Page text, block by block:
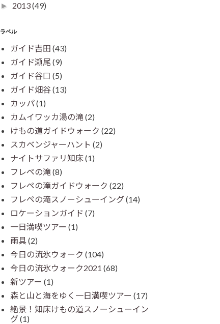
► 2013(49)
ラベル
ガイド吉田 (43)
ガイド瀬尾 (9)
ガイド谷口 (5)
ガイド畑谷(13)
カッパ(1)
カムイワッカ湯の滝 (2)
けもの道ガイドウォーク (22)
スカベンジャーハント (2)
ナイトサファリ知床(1)
フレペの滝 (8)
フレペの滝ガイドウォーク (22)
フレペの滝スノーシューイング(14)
ロケーションガイド (7)
一日満喫ツアー (1)
雨具(2)
今日の流氷ウォーク (104)
今日の流氷ウォーク2021 (68)
新ツアー (1)
森と山と海をゆく一日満喫ツアー (17)
絶景！知床けもの道スノーシューイン
グ(1)